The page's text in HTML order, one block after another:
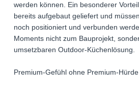
werden können. Ein besonderer
bereits aufgebaut geliefert und
noch positioniert und verbunden
Moments nicht zum Bauprojekt,
umsetzbaren Outdoor-Küchenlösung.
Premium-Gefühl ohne Premium-Hürde